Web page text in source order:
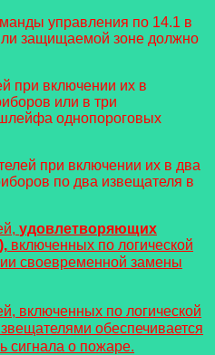
управления по 14.1 в
защищаемой зоне должно
при включении их в
или в три
однопороговых
при включении их в два
по два извещателя в
удовлетворяющих
включенных по логической
своевременной замены
включенных по логической
обеспечивается
сигнала о пожаре.